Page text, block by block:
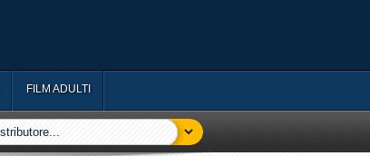
FILM ADULTI